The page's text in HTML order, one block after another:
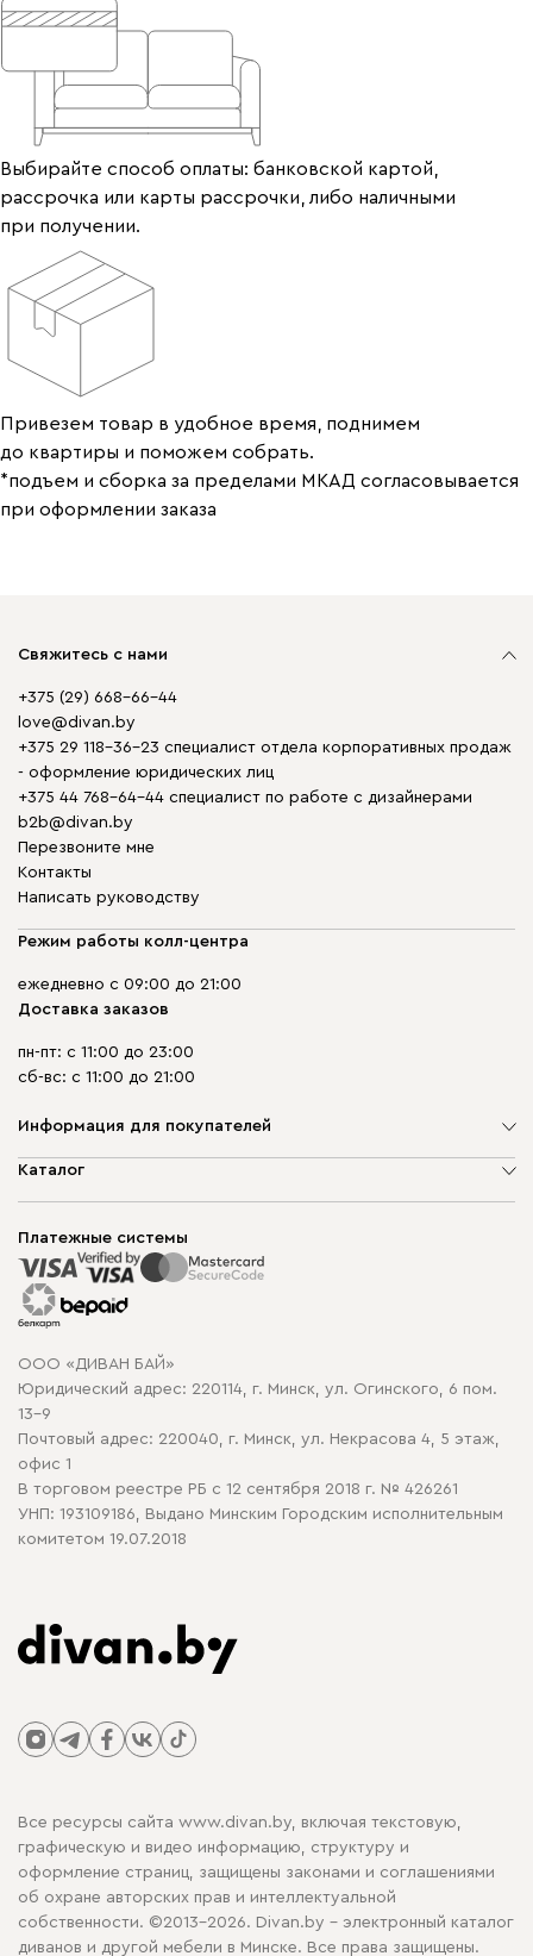
Выбирайте способ оплаты: банковской картой,
рассрочка или карты рассрочки, либо наличными
при получении.
Привезем товар в удобное время, поднимем
до квартиры и поможем собрать.
*подъем и сборка за пределами МКАД согласовывается
при оформлении заказа
Свяжитесь с нами
+375 (29) 668-66-44
love@divan.by
+375 29 118-36-23 специалист отдела корпоративных продаж
- оформление юридических лиц
+375 44 768-64-44 специалист по работе с дизайнерами
b2b@divan.by
Перезвоните мне
Контакты
Написать руководству
Режим работы колл-центра
ежедневно с 09:00 до 21:00
Доставка заказов
пн-пт: с 11:00 до 23:00
сб-вс: с 11:00 до 21:00
Информация для покупателей
О компании
Способы оплаты
Рассрочка и кредит
Гарантия
Карта сайта
Политика конфиденциальности
Политика в отношении обработки cookie
Каталог
Корпусная мебель
Распродажа мебели
Платежные системы
ООО «ДИВАН БАЙ»
Юридический адрес: 220114, г. Минск, ул. Огинского, 6 пом.
13-9
Почтовый адрес: 220040, г. Минск, ул. Некрасова 4, 5 этаж,
офис 1
В торговом реестре РБ с 12 сентября 2018 г. № 426261
УНП: 193109186, Выдано Минским Городским исполнительным
комитетом 19.07.2018
Все ресурсы сайта www.divan.by, включая текстовую,
графическую и видео информацию, структуру и
оформление страниц, защищены законами и соглашениями
об охране авторских прав и интеллектуальной
собственности. ©2013-2026. Divan.by - электронный каталог
диванов и другой мебели в Минске. Все права защищены.